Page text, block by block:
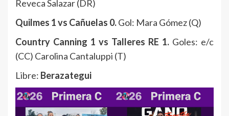
Reveca Salazar (DR)
Quilmes 1 vs Cañuelas 0.Gol: Mara Gómez (Q)
Country Canning 1 vs Talleres RE 1. Goles: e/c
(CC) Carolina Cantaluppi (T)
Libre: Berazategui